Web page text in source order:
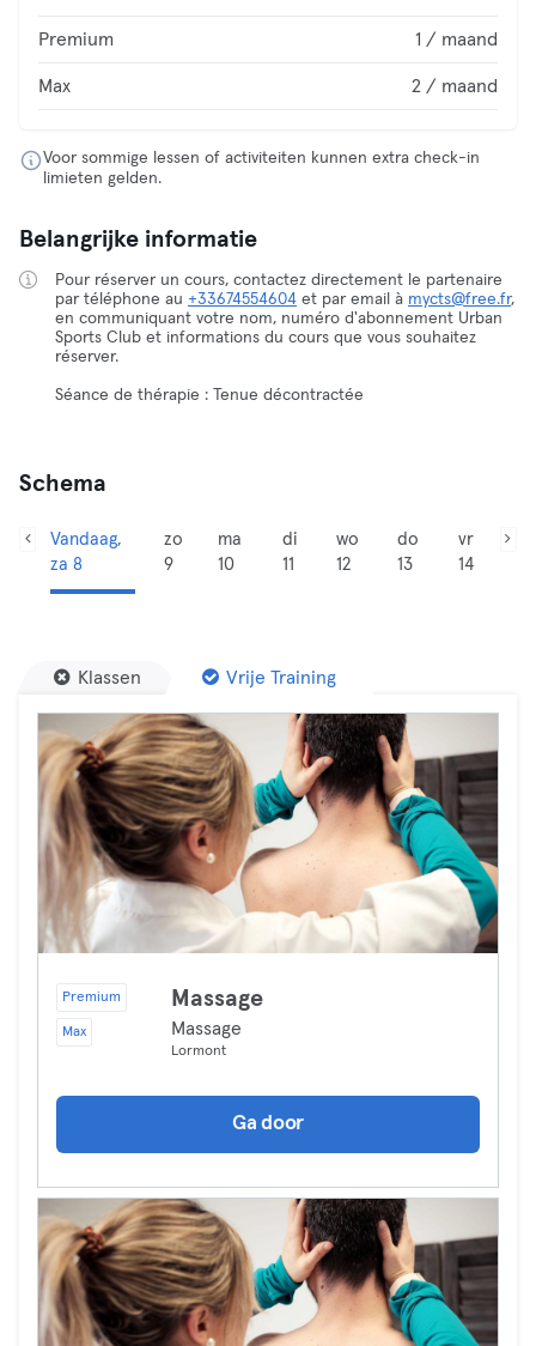
Premium 1 / maand
Max 2 / maand
Voor sommige lessen of activiteiten kunnen extra check-in
limieten gelden.
Belangrijke informatie
Pour réserver un cours, contactez directement le partenaire
par téléphone au +33674554604 et par email à mycts@free.fr,
en communiquant votre nom, numéro d'abonnement Urban
Sports Club et informations du cours que vous souhaitez
réserver.
Séance de thérapie : Tenue décontractée
Schema
Vandaag,
za 8
zo
9
ma
10
di
11
wo
12
do
13
vr
14
Klassen Vrije Training
Premium
Max
Massage
Massage
Lormont
Ga door